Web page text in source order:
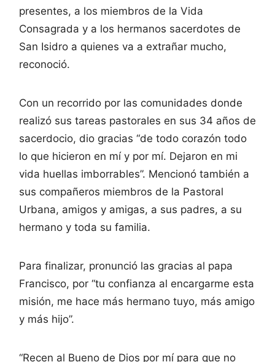
presentes, a los miembros de la Vida
Consagrada y a los hermanos sacerdotes de
San Isidro a quienes va a extrañar mucho,
reconoció.
Con un recorrido por las comunidades donde
realizó sus tareas pastorales en sus 34 años de
sacerdocio, dio gracias “de todo corazón todo
lo que hicieron en mí y por mí. Dejaron en mi
vida huellas imborrables”. Mencionó también a
sus compañeros miembros de la Pastoral
Urbana, amigos y amigas, a sus padres, a su
hermano y toda su familia.
Para finalizar, pronunció las gracias al papa
Francisco, por “tu confianza al encargarme esta
misión, me hace más hermano tuyo, más amigo
y más hijo”.
“Recen al Bueno de Dios por mí para que no